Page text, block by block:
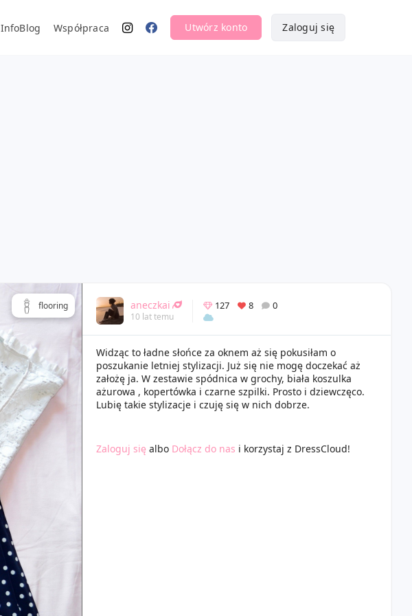
InfoBlog Współpraca Utwórz konto Zaloguj się
flooring aneczkai
10 lat temu
127 8 0
Widząc to ładne słońce za oknem aż się pokusiłam o
poszukanie letniej stylizacji. Już się nie mogę doczekać aż
założę ja. W zestawie spódnica w grochy, biała koszulka
ażurowa , kopertówka i czarne szpilki. Prosto i dziewczęco.
Lubię takie stylizacje i czuję się w nich dobrze.
Zaloguj się albo Dołącz do nas i korzystaj z DressCloud!